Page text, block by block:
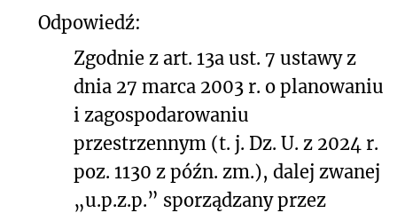
Odpowiedź:
Zgodnie z art. 13a ust. 7 ustawy z
dnia 27 marca 2003 r. o planowaniu
i zagospodarowaniu
przestrzennym (t. j. Dz. U. z 2024 r.
poz. 1130 z późn. zm.), dalej zwanej
„u.p.z.p.” sporządzany przez